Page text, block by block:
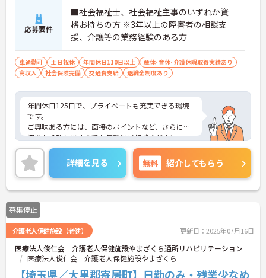
応募要件
■社会福祉士、社会福祉主事のいずれか資
格お持ちの方 ※3年以上の障害者の相談支
援、介護等の業務経験のある方
車通勤可 土日祝休 年間休日110日以上
産休･育休･介護休暇取得実績あり
高収入
社会保険完備 交通費支給 退職金制度あり
年間休日125日で、プライベートも充実できる環境
です。
ご興味ある方には、面接のポイントなど、さらに詳
細をお話致しますのでお気軽にご相談ください。
詳細を見る 無料 紹介してもらう
募集停止
介護老人保健施設（老健） 更新日：2025年07月16日
医療法人俊仁会 介護老人保健施設やまざくら通所リハビリテーション
医療法人俊仁会 介護老人保健施設やまざくら
【埼玉県／大里郡寄居町】日勤のみ・残業少なめ